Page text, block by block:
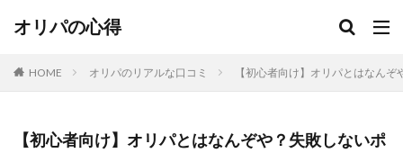
オリパの心得
HOME オリパのリアルな口コミ 【初心者向け】オリパとはなん
【初心者向け】オリパとはなんぞや？失敗しないポ